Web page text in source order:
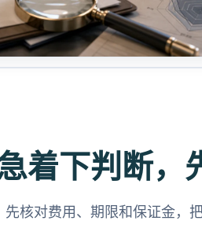
着下判断，
核对费用、期限和保证金，